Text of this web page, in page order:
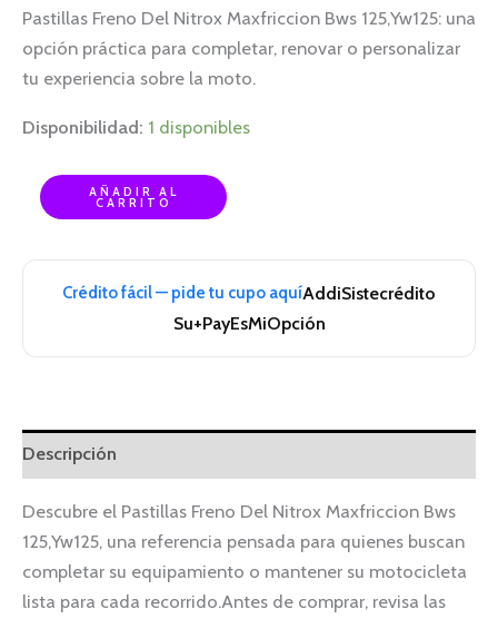
Pastillas Freno Del Nitrox Maxfriccion Bws 125,Yw125: una
opción práctica para completar, renovar o personalizar
tu experiencia sobre la moto.
Disponibilidad: 1 disponibles
AÑADIR AL
CARRITO
Crédito fácil — pide tu cupo aquíAddiSistecrédito
Su+PayEsMiOpción
Descripción
Descubre el Pastillas Freno Del Nitrox Maxfriccion Bws
125,Yw125, una referencia pensada para quienes buscan
completar su equipamiento o mantener su motocicleta
lista para cada recorrido.Antes de comprar, revisa las